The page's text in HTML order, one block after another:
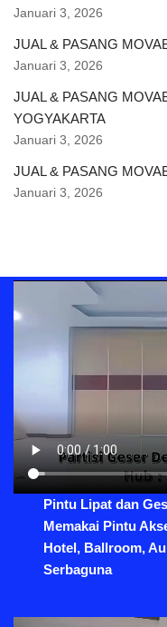
Januari 3, 2026
JUAL & PASANG
Januari 3, 2026
JUAL & PASANG
YOGYAKARTA
Januari 3, 2026
JUAL & PASANG
Januari 3, 2026
Pintu Lipat dan
Memakai Pintu
Hotel, Ballroom,
Serbaguna